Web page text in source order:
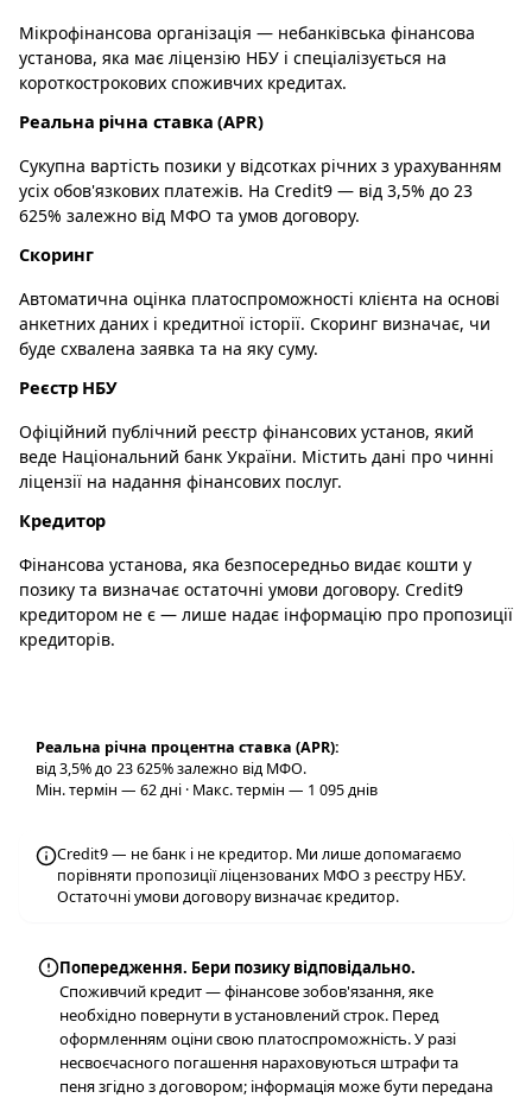
Мікрофінансова організація — небанківська фінансова
установа, яка має ліцензію НБУ і спеціалізується на
короткострокових споживчих кредитах.
Реальна річна ставка (APR)
Сукупна вартість позики у відсотках річних з урахуванням
усіх обов'язкових платежів. На Credit9 — від 3,5% до 23
625% залежно від МФО та умов договору.
Скоринг
Автоматична оцінка платоспроможності клієнта на основі
анкетних даних і кредитної історії. Скоринг визначає, чи
буде схвалена заявка та на яку суму.
Реєстр НБУ
Офіційний публічний реєстр фінансових установ, який
веде Національний банк України. Містить дані про чинні
ліцензії на надання фінансових послуг.
Кредитор
Фінансова установа, яка безпосередньо видає кошти у
позику та визначає остаточні умови договору. Credit9
кредитором не є — лише надає інформацію про пропозиції
кредиторів.
Реальна річна процентна ставка (APR):
від 3,5% до 23 625% залежно від МФО.
Мін. термін — 62 дні · Макс. термін — 1 095 днів
Credit9 — не банк і не кредитор. Ми лише допомагаємо
порівняти пропозиції ліцензованих МФО з реєстру НБУ.
Остаточні умови договору визначає кредитор.
Попередження. Бери позику відповідально.
Споживчий кредит — фінансове зобов'язання, яке
необхідно повернути в установлений строк. Перед
оформленням оціни свою платоспроможність. У разі
несвоєчасного погашення нараховуються штрафи та
пеня згідно з договором; інформація може бути передана